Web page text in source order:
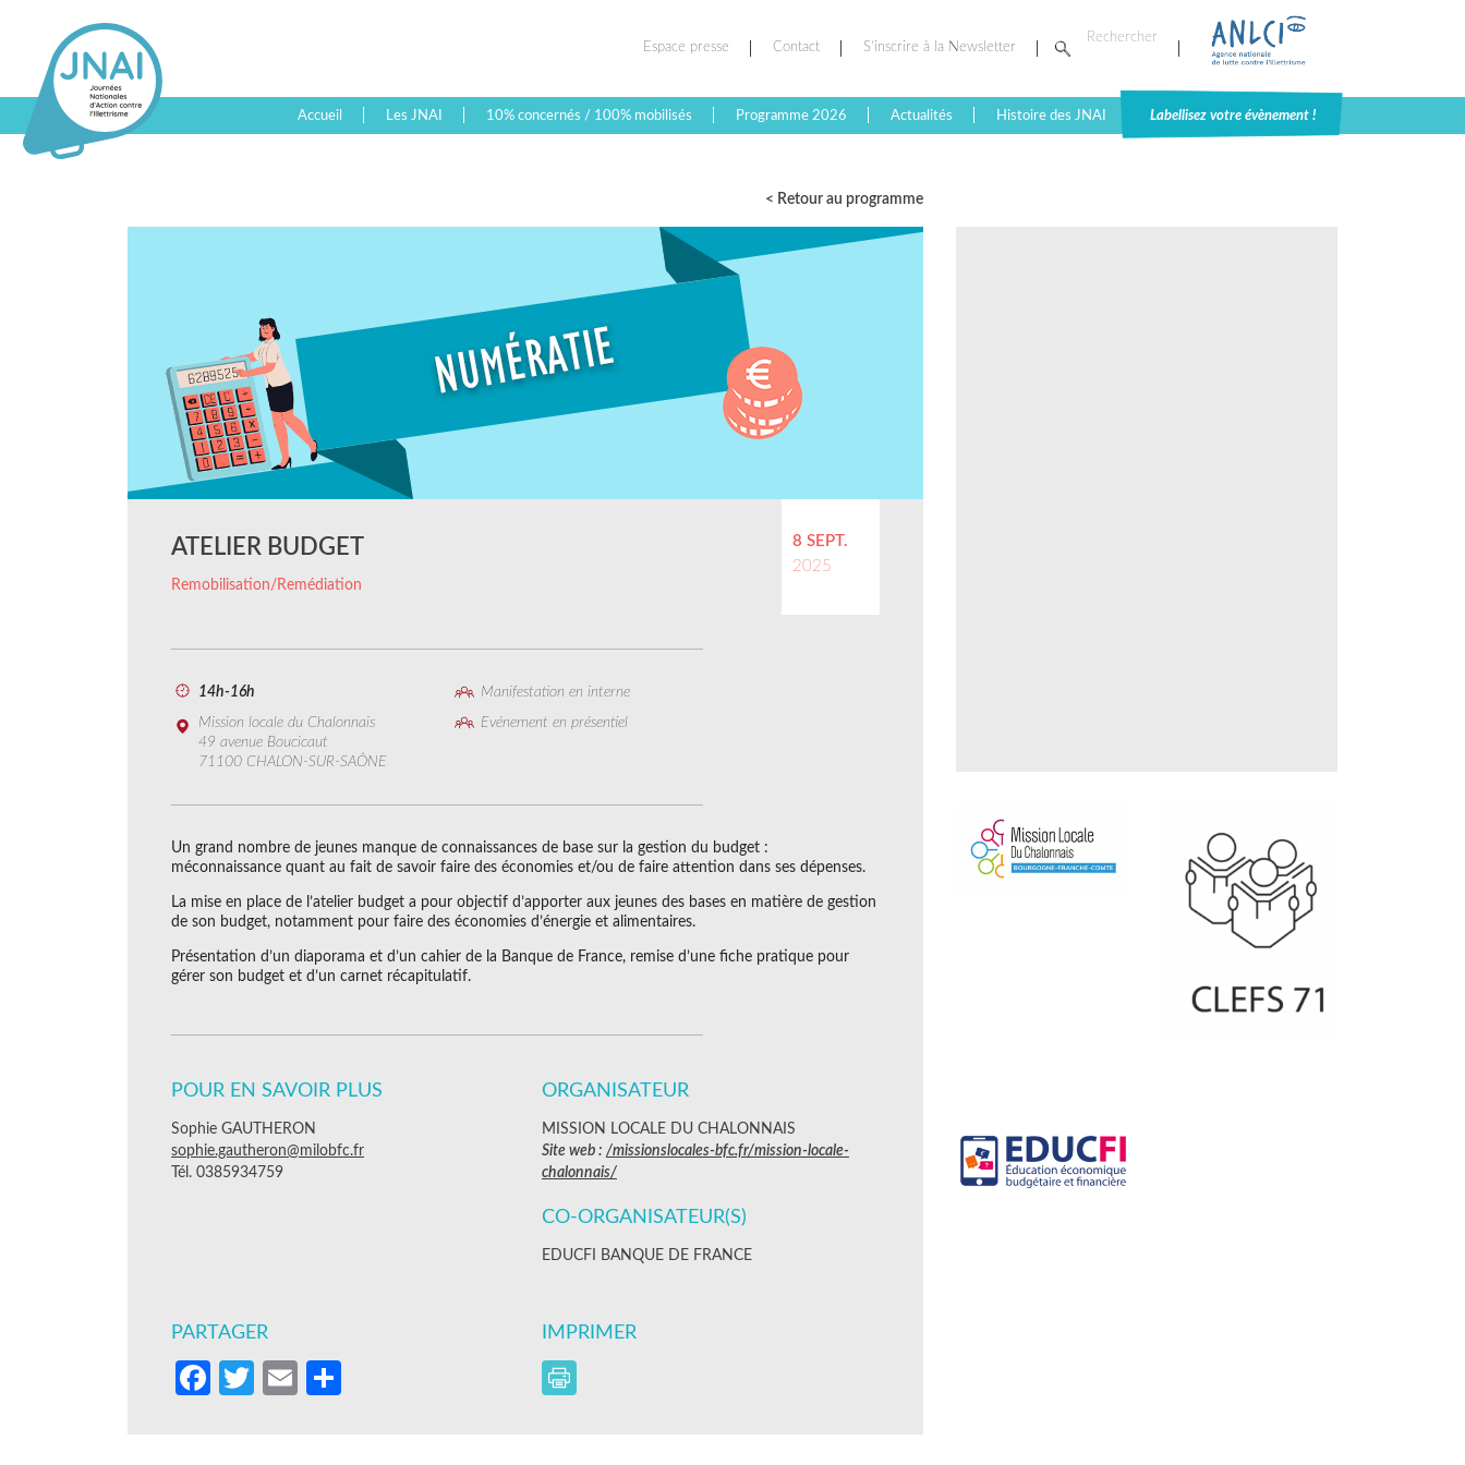
Espace presse Contact S’inscrire à la Newsletter
Accueil Les JNAI 10% concernés / 100% mobilisés Programme 2026 Actualités Histoire des JNAI Labellisez votre évènement !
< Retour au programme
8 SEPT.
2025
ATELIER BUDGET
Remobilisation/Remédiation
14h-16h
Manifestation en interne
Mission locale du Chalonnais
49 avenue Boucicaut
71100 CHALON-SUR-SAÔNE
Evénement en présentiel
Un grand nombre de jeunes manque de connaissances de base sur la gestion du budget :
méconnaissance quant au fait de savoir faire des économies et/ou de faire attention dans ses dépenses.
La mise en place de l’atelier budget a pour objectif d’apporter aux jeunes des bases en matière de gestion
de son budget, notamment pour faire des économies d’énergie et alimentaires.
Présentation d’un diaporama et d’un cahier de la Banque de France, remise d’une fiche pratique pour
gérer son budget et d’un carnet récapitulatif.
POUR EN SAVOIR PLUS
Sophie GAUTHERON
sophie.gautheron@milobfc.fr
Tél. 0385934759
ORGANISATEUR
MISSION LOCALE DU CHALONNAIS
Site web : /missionslocales-bfc.fr/mission-locale-
chalonnais/
CO-ORGANISATEUR(S)
EDUCFI BANQUE DE FRANCE
PARTAGER
Facebook
Twitter
Email
IMPRIMER